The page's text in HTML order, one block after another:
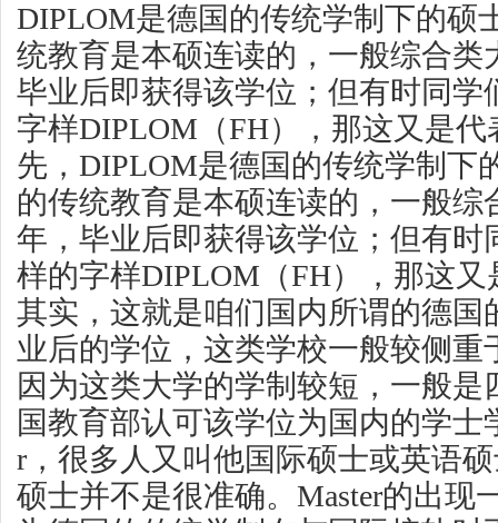
DIPLOM是德国的传统学制下的硕
统教育是本硕连读的，一般综合类
毕业后即获得该学位；但有时同学
字样DIPLOM（FH），那这又是
先，DIPLOM是德国的传统学制下
的传统教育是本硕连读的，一般综
年，毕业后即获得该学位；但有时
样的字样DIPLOM（FH），那这
其实，这就是咱们国内所谓的德国
业后的学位，这类学校一般较侧重
因为这类大学的学制较短，一般是
国教育部认可该学位为国内的学士
r，很多人又叫他国际硕士或英语
硕士并不是很准确。Master的出现